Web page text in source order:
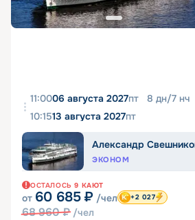
11:0006 августа 2027пт 8 дн/7 нч
10:1513 августа 2027пт
Александр
ЭКОНОМ
ОСТАЛОСЬ 9 КАЮТ
от 60 685 ₽ /чел
68 960₽ /чел
+2 027